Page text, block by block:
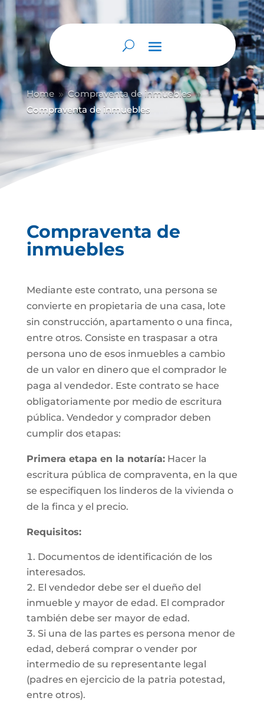
Home 9 Compraventa de inmuebles 9
Compraventa de inmuebles
Compraventa de
inmuebles
Mediante este contrato, una persona se
convierte en propietaria de una casa, lote
sin construcción, apartamento o una finca,
entre otros. Consiste en traspasar a otra
persona uno de esos inmuebles a cambio
de un valor en dinero que el comprador le
paga al vendedor. Este contrato se hace
obligatoriamente por medio de escritura
pública. Vendedor y comprador deben
cumplir dos etapas:
Primera etapa en la notaría:Hacer la
escritura pública de compraventa, en la que
se especifiquen los linderos de la vivienda o
de la finca y el precio.
Requisitos:
Documentos de identificación de los
interesados.
El vendedor debe ser el dueño del
inmueble y mayor de edad. El comprador
también debe ser mayor de edad.
Si una de las partes es persona menor de
edad, deberá comprar o vender por
intermedio de su representante legal
(padres en ejercicio de la patria potestad,
entre otros).